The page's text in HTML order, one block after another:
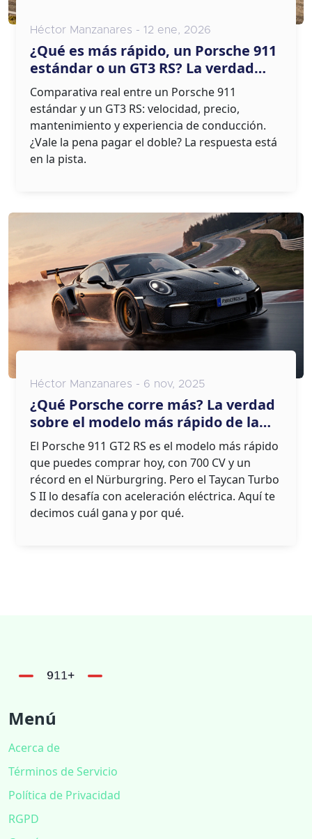
Héctor Manzanares - 12 ene, 2026
¿Qué es más rápido, un Porsche 911
estándar o un GT3 RS? La verdad
detrás de los tiempos en pista
Comparativa real entre un Porsche 911
estándar y un GT3 RS: velocidad, precio,
mantenimiento y experiencia de conducción.
¿Vale la pena pagar el doble? La respuesta está
en la pista.
Héctor Manzanares - 6 nov, 2025
¿Qué Porsche corre más? La verdad
sobre el modelo más rápido de la
marca
El Porsche 911 GT2 RS es el modelo más rápido
que puedes comprar hoy, con 700 CV y un
récord en el Nürburgring. Pero el Taycan Turbo
S II lo desafía con aceleración eléctrica. Aquí te
decimos cuál gana y por qué.
Menú
Acerca de
Términos de Servicio
Política de Privacidad
RGPD